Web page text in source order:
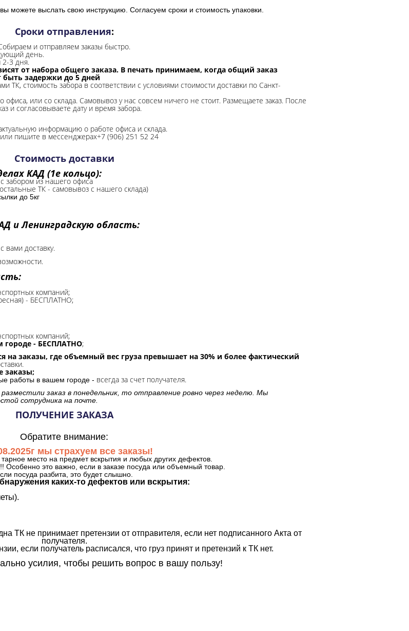
можете выслать свою инструкцию. Согласуем сроки и стоимость упаковки.
Сроки отправления:
и отправляем заказы быстро.
день.
2-3 дня.
от набора общего заказа. В печать принимаем, когда общий заказ
быть задержки до 5 дней
ТК, стоимость забора в соответствии с условиями стоимости доставки по Санкт-
офиса, или со склада. Самовывоз у нас совсем ничего не стоит. Размещаете заказ. После
и согласовываете дату и время забора.
информацию о работе офиса и склада.
пишите в мессенджерах+7 (906) 251 52 24
Стоимость доставки
КАД (1е кольцо):
забором из нашего офиса
ТК - самовывоз с нашего склада)
до 5кг
и Ленинградскую область:
вами доставку.
компаний;
- БЕСПЛАТНО;
компаний;
городе - БЕСПЛАТНО;
на заказы, где объемный вес груза превышает на 30% и более фактический
заказы;
работы в вашем городе - всегда за счет получателя.
заказ в понедельник, то отправление ровно через неделю. Мы
сотрудника на почте.
ПОЛУЧЕНИЕ ЗАКАЗА
Обратите внимание:
мы страхуем все заказы!
место на предмет вскрытия и любых других дефектов.
Особенно это важно, если в заказе посуда или объемный товар.
посуда разбита, это будет слышно.
каких-то дефектов или вскрытия:
ТК не принимает претензии от отправителя, если нет подписанного Акта от
получателя.
если получатель расписался, что груз принят и претензий к ТК нет.
усилия, чтобы решить вопрос в вашу пользу!